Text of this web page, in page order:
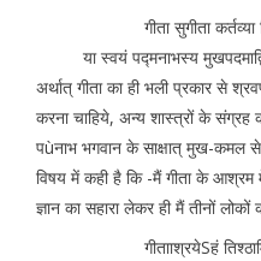
गीता सुगीता
या स्वयं पद्मनाभस्य
अर्थात् गीता का ही भली प्रकार से
करना चाहिये, अन्य शास्त्रों के
पùनाभ भगवान के साक्षात् मुख-कमल
विषय में कही है कि -मैं गीता के आश्रम
ज्ञान का सहारा लेकर ही मैं तीनों
गीतााश्रयेSहं